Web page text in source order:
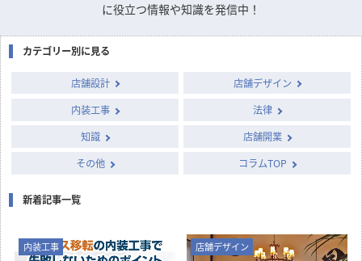
店舗開発・施設管理に 役立つコラム
店舗設計施工.comでは、飲食店・店舗・オフィスの開業・出店・改装
カテゴリー別に見る
内装工事
法律